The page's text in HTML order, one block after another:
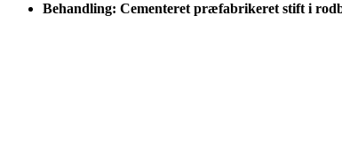
Behandling: Cementeret præfabrikeret stift i